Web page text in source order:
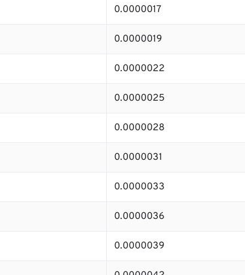
0.0000017
0.0000019
0.0000022
0.0000025
0.0000028
0.0000031
0.0000033
0.0000036
0.0000039